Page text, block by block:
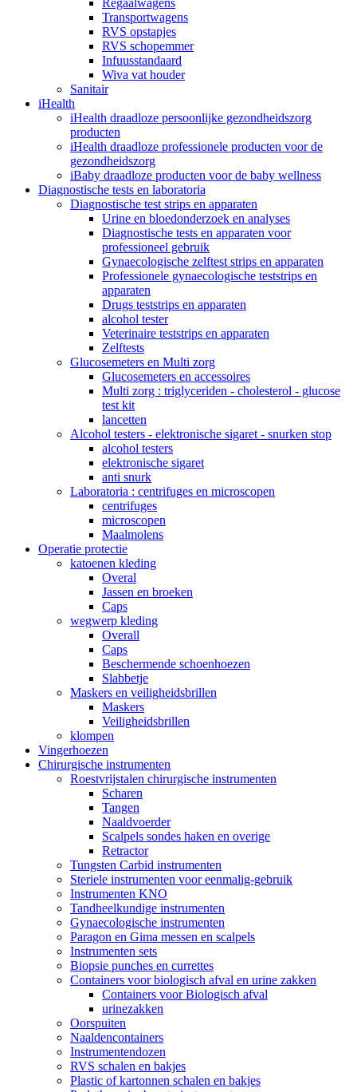
Transportwagens
RVS opstapjes
RVS schopemmer
Infuusstandaard
Wiva vat houder
Sanitair
iHealth
iHealth draadloze persoonlijke gezondheidszorg
producten
iHealth draadloze professionele producten voor de
gezondheidszorg
iBaby draadloze producten voor de baby wellness
Diagnostische tests en laboratoria
Diagnostische test strips en apparaten
Urine en bloedonderzoek en analyses
Diagnostische tests en apparaten voor
professioneel gebruik
Gynaecologische zelftest strips en apparaten
Professionele gynaecologische teststrips en
apparaten
Drugs teststrips en apparaten
alcohol tester
Veterinaire teststrips en apparaten
Zelftests
Glucosemeters en Multi zorg
Glucosemeters en accessoires
Multi zorg : triglyceriden - cholesterol - glucose
test kit
lancetten
Alcohol testers - elektronische sigaret - snurken stop
alcohol testers
elektronische sigaret
anti snurk
Laboratoria : centrifuges en microscopen
centrifuges
microscopen
Maalmolens
Operatie protectie
katoenen kleding
Overal
Jassen en broeken
Caps
wegwerp kleding
Overall
Caps
Beschermende schoenhoezen
Slabbetje
Maskers en veiligheidsbrillen
Maskers
Veiligheidsbrillen
klompen
Vingerhoezen
Chirurgische instrumenten
Roestvrijstalen chirurgische instrumenten
Scharen
Tangen
Naaldvoerder
Scalpels sondes haken en overige
Retractor
Tungsten Carbid instrumenten
Steriele instrumenten voor eenmalig-gebruik
Instrumenten KNO
Tandheelkundige instrumenten
Gynaecologische instrumenten
Paragon en Gima messen en scalpels
Instrumenten sets
Biopsie punches en currettes
Containers voor biologisch afval en urine zakken
Containers voor Biologisch afval
urinezakken
Oorspuiten
Naaldencontainers
Instrumentendozen
RVS schalen en bakjes
Plastic of kartonnen schalen en bakjes